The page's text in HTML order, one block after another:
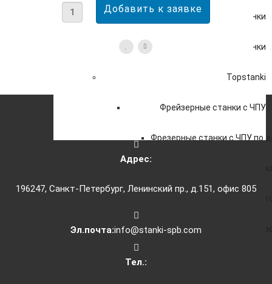
Плоскошлифовальные станки
Заточные станки
Topstanki
Фрейзерные станки с ЧПУ
Фрезерные станки с ЧПУ по
Фрезерные станки ЧПУ с
Адрес:
196247, Санкт-Петербург, Ленинский пр., д.151, офис 805
Эл.почта:info@stanki-spb.com
Тел.: